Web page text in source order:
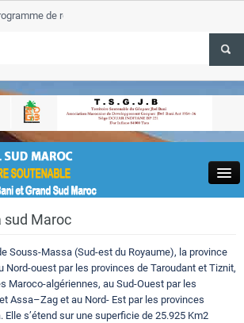
post-inondations
renforce l’aerien a Dakhla et
service
: Transavia renforce les vols Paris-
sud Maroc
Souss-Massa (Sud-est du Royaume), la province
Nord-ouest par les provinces de Taroudant et Tiznit,
Maroco-algériennes, au Sud-Ouest par les
Assa–Zag et au Nord- Est par les provinces
Elle s’étend sur une superficie de 25.925 Km2